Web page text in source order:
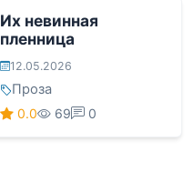
Их невинная
пленница
12.05.2026
Проза
0.0 69 0